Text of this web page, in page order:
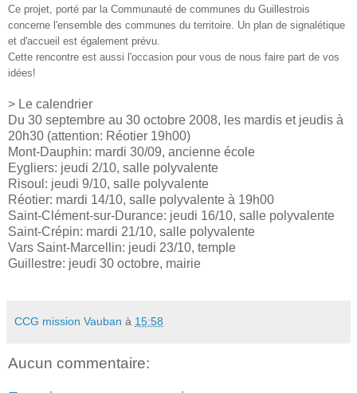
Ce projet, porté par la Communauté de communes du Guillestrois
concerne l'ensemble des communes du territoire. Un plan de signalétique
et d'accueil est également prévu.
Cette rencontre est aussi l'occasion pour vous de nous faire part de vos
idées!
> Le calendrier
Du 30 septembre au 30 octobre 2008, les mardis et jeudis à
20h30 (attention: Réotier 19h00)
Mont-Dauphin: mardi 30/09, ancienne école
Eygliers: jeudi 2/10, salle polyvalente
Risoul: jeudi 9/10, salle polyvalente
Réotier: mardi 14/10, salle polyvalente à 19h00
Saint-Clément-sur-Durance: jeudi 16/10, salle polyvalente
Saint-Crépin: mardi 21/10, salle polyvalente
Vars Saint-Marcellin: jeudi 23/10, temple
Guillestre: jeudi 30 octobre, mairie
CCG mission Vauban à 15:58
Aucun commentaire: